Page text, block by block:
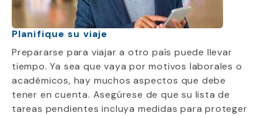
Planifique su viaje
Prepararse para viajar a otro país puede llevar
tiempo. Ya sea que vaya por motivos laborales o
académicos, hay muchos aspectos que debe
tener en cuenta. Asegúrese de que su lista de
tareas pendientes incluya medidas para proteger